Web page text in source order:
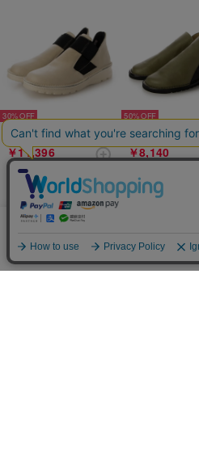
30%
本革シューズ （アイボリーコンビ）
￥11,396
50%
￥8,140
プライバシー規約 」をご覧ください。